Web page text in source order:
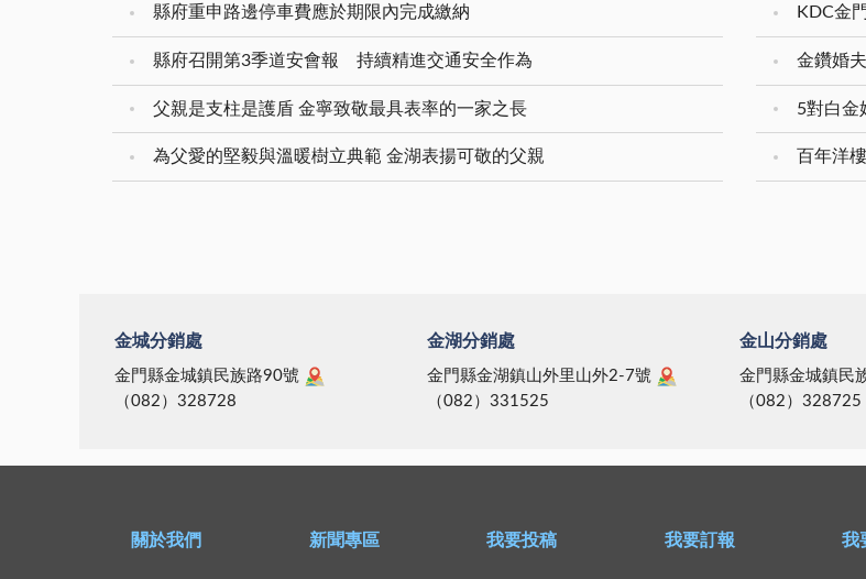
縣府重申路邊停車費應於期限內完成繳納
縣府召開第3季道安會報 持續精進交通安全作為
父親是支柱是護盾 金寧致敬最具表率的一家之長
為父愛的堅毅與溫暖樹立典範 金湖表揚可敬的父親
KDC金
百年洋
金城分銷處
金門縣金城鎮民族路90號
（082）328728
金湖分銷處
金門縣金湖鎮山外里山外2-7號
（082）331525
金山分銷處
金門縣金城鎮民
（082）328725
關於我們 新聞專區 我要投稿 我要訂報 我